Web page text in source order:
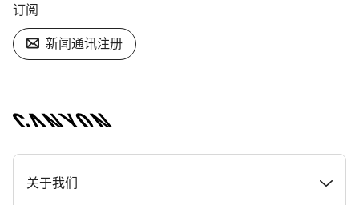
订阅
新闻通讯注册
[footer.linksList.title]
关于我们